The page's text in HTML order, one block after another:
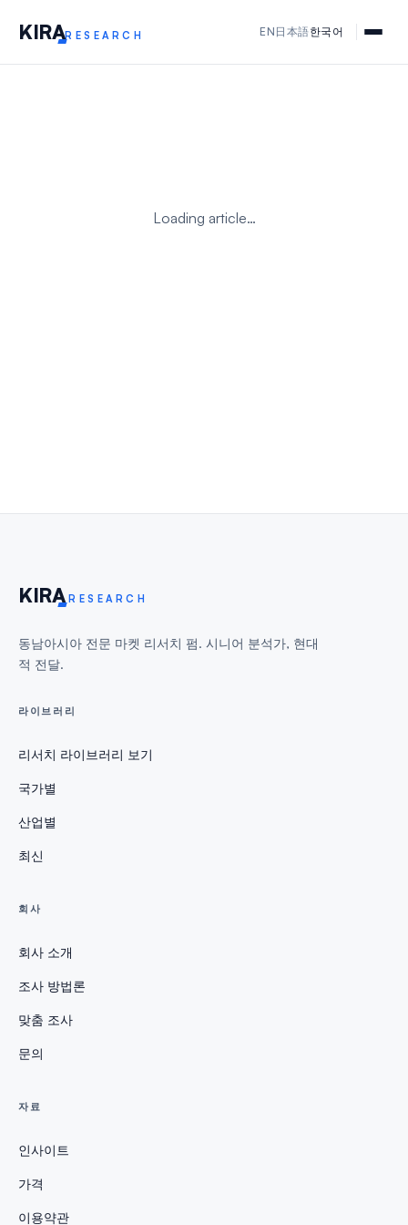
KIRARESEARCH EN 日本語한국어
Loading article…
KIRA RESEARCH
동남아시아 전문 마켓 리서치 펌. 시니어 분석가, 현대
적 전달.
라이브러리
리서치 라이브러리 보기
국가별
산업별
최신
회사
회사 소개
조사 방법론
맞춤 조사
문의
자료
인사이트
가격
이용약관